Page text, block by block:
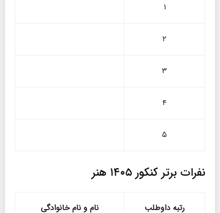
۱
۲
۳
۴
۵
نفرات برتر کنکور ۱۴۰۵ هنر
رتبه داوطلب نام و نام خانوادگی